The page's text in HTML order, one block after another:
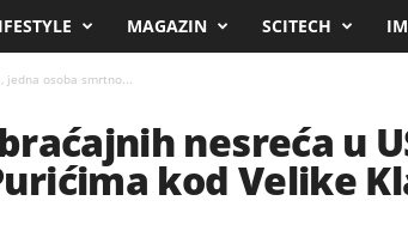
MAGAZIN SCITECH
jedna osoba smrtno...
nesreća u
kod Velike